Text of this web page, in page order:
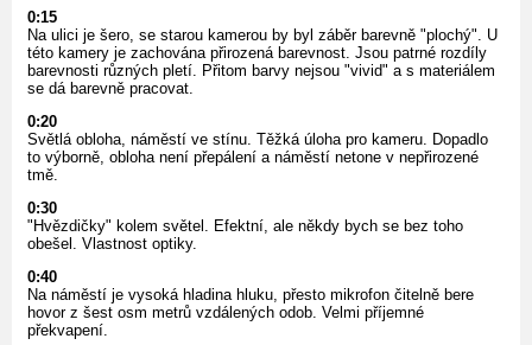
0:15
Na ulici je šero, se starou kamerou by byl záběr barevně "plochý". U
této kamery je zachována přirozená barevnost. Jsou patrné rozdíly
barevnosti různých pletí. Přitom barvy nejsou "vivid" a s materiálem
se dá barevně pracovat.
0:20
Světlá obloha, náměstí ve stínu. Těžká úloha pro kameru. Dopadlo
to výborně, obloha není přepálení a náměstí netone v nepřirozené
tmě.
0:30
"Hvězdičky" kolem světel. Efektní, ale někdy bych se bez toho
obešel. Vlastnost optiky.
0:40
Na náměstí je vysoká hladina hluku, přesto mikrofon čitelně bere
hovor z šest osm metrů vzdálených odob. Velmi příjemné
překvapení.